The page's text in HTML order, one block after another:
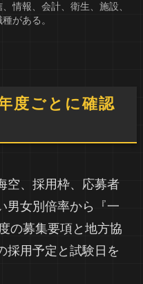
情報、会計、衛生、施設、
がある。
度ごとに確認
空、採用枠、応募者
男女別倍率から『一
の募集要項と地方協
採用予定と試験日を